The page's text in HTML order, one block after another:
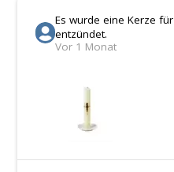
Es wurde eine Kerze für
entzündet.
Vor 1 Monat